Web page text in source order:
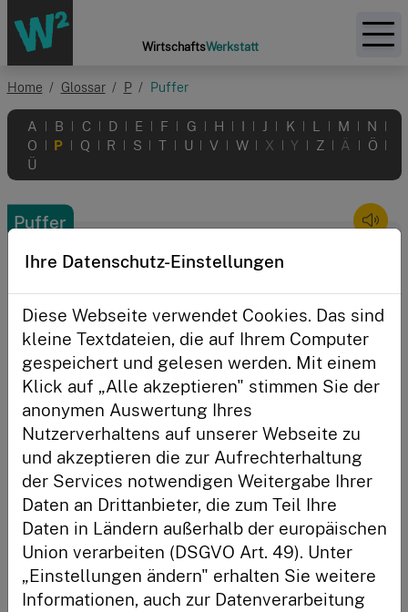
Zur Startseite
WirtschaftsWerkstatt
Themen
Aktionen
Initiative
Anmelden
Angemeldet bleiben?
Anmelden
Neu hier?
Registriere dich und habe deinen Lernstand immer im
Blick.
Registrieren
Home Glossar P Puffer
A B C D E F G H I J K L M N
O P Q R S T U V W X Y Z Ä Ö
Ü
Puffer
Eingeplante Reserve
Häufig spricht man im Zusammenhang mit Zeit- oder
Finanzplänen von Puffer und meint damit, dass man für
den Notfall oder für unvorhergesehene Ereignisse eine
Zeit- beziehungsweise Geldreserve eingeplant oder
zurückgelegt hat. Hat man zum Beispiel für eine Reise
400,00 Euro Urlaubsgeld eingeplant, nimmt man
zusätzliche 100,00 Euro als Puffer für den Notfall mit.
Ihre Datenschutz-Einstellungen
Diese Webseite verwendet Cookies. Das sind
kleine Textdateien, die auf Ihrem Computer
gespeichert und gelesen werden. Mit einem
Klick auf „Alle akzeptieren" stimmen Sie der
anonymen Auswertung Ihres
Nutzerverhaltens auf unserer Webseite zu
und akzeptieren die zur Aufrechterhaltung
der Services notwendigen Weitergabe Ihrer
Daten an Drittanbieter, die zum Teil Ihre
Daten in Ländern außerhalb der europäischen
Union verarbeiten (DSGVO Art. 49). Unter
„Einstellungen ändern" erhalten Sie weitere
Informationen, auch zur Datenverarbeitung